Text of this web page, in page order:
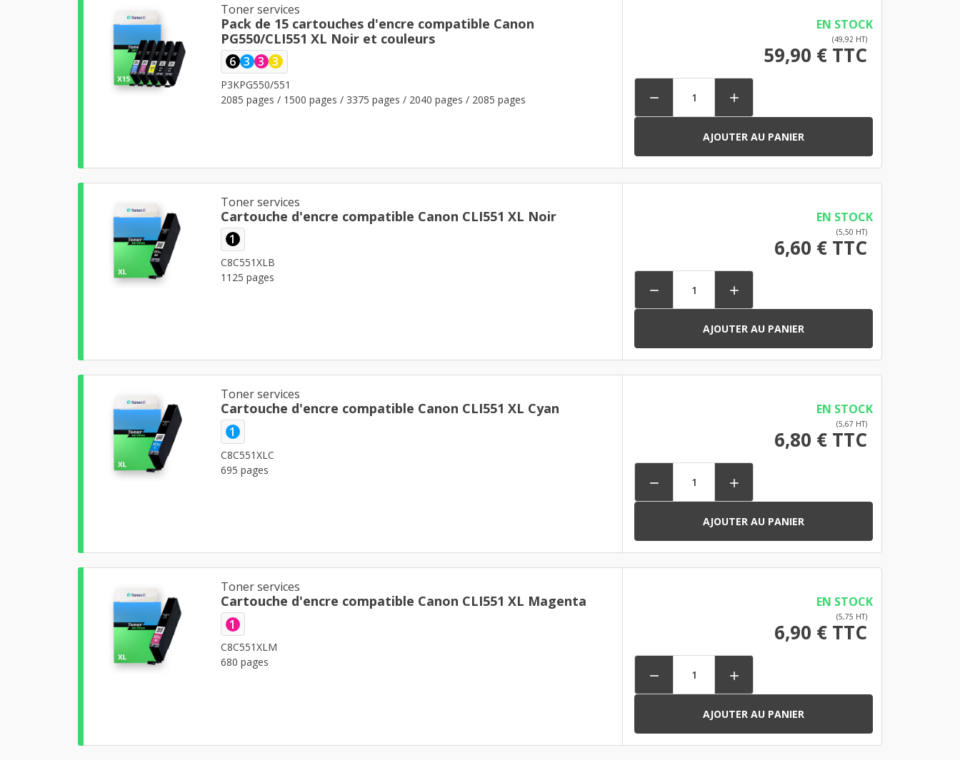
Toner services
Pack de 15 cartouches d'encre compatible Canon
PG550/CLI551 XL Noir et couleurs
6 3 3 3
P3KPG550/551
2085 pages / 1500 pages / 3375 pages / 2040 pages / 2085 pages
EN STOCK
(49,92 HT)
59,90 € TTC
 
AJOUTER AU PANIER
Toner services
Cartouche d'encre compatible Canon CLI551 XL Noir
1
C8C551XLB
1125 pages
EN STOCK
(5,50 HT)
6,60 € TTC
 
AJOUTER AU PANIER
Toner services
Cartouche d'encre compatible Canon CLI551 XL Cyan
1
C8C551XLC
695 pages
EN STOCK
(5,67 HT)
6,80 € TTC
 
AJOUTER AU PANIER
Toner services
Cartouche d'encre compatible Canon CLI551 XL Magenta
1
C8C551XLM
680 pages
EN STOCK
(5,75 HT)
6,90 € TTC
 
AJOUTER AU PANIER